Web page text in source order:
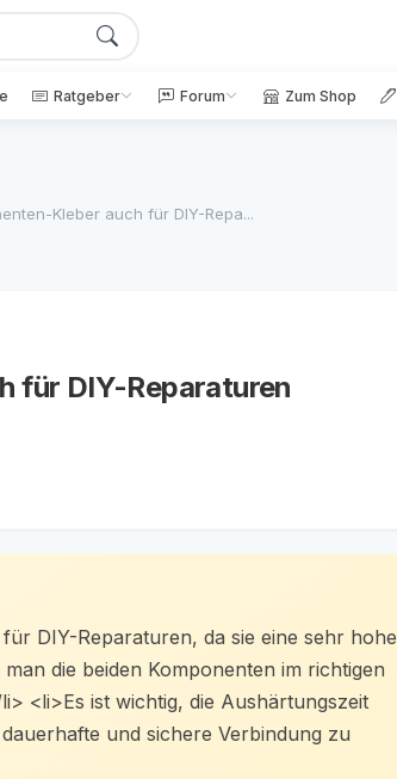
Ratgeber Forum Zum Shop
Kleber auch für DIY-Repa...
für DIY-Reparaturen
DIY-Reparaturen, da sie eine sehr hohe
die beiden Komponenten im richtigen
<li>Es ist wichtig, die Aushärtungszeit
und sichere Verbindung zu